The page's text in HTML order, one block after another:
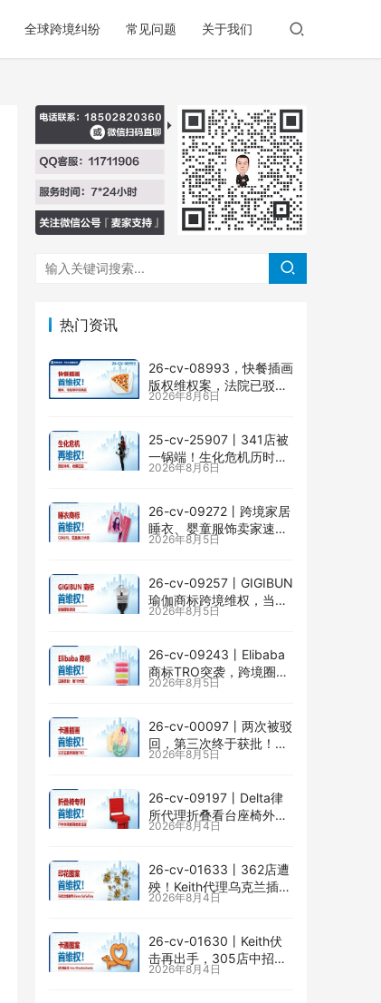
全球跨境纠纷 常见问题 关于我们
热门资讯
26-cv-08993，快餐插画
版权维权案，法院已驳回
批量合并，剩余商家不要
2026年8月6日
25-cv-25907㇑341店被
一锅端！生化危机历时半
年TRO传票已发，8月24
2026年8月6日
26-cv-09272㇑跨境家居
睡衣、婴童服饰卖家速自
查CENLYE商标滥用情况
2026年8月5日
26-cv-09257㇑GIGIBUN
瑜伽商标跨境维权，当心
TRO冻结风险
2026年8月5日
26-cv-09243㇑Elibaba
商标TRO突袭，跨境圈内
卷持续升级
2026年8月5日
26-cv-00097㇑两次被驳
回，第三次终于获批！几
乎被遗忘的Senay
全面来袭
2026年8月5日
26-cv-09197㇑Delta律
所代理折叠看台座椅外观
专利维权，11个亚马逊卖
2026年8月4日
26-cv-01633㇑362店遭
殃！Keith代理乌克兰插画
师Elvira Safiullina四款版
2026年8月4日
26-cv-01630㇑Keith伏
击再出手，305店中招
Irina Miroshnichenko版
2026年8月4日